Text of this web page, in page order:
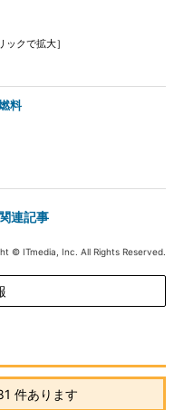
クで拡大］
料
連記事
© ITmedia, Inc. All Rights Reserved.
件あります